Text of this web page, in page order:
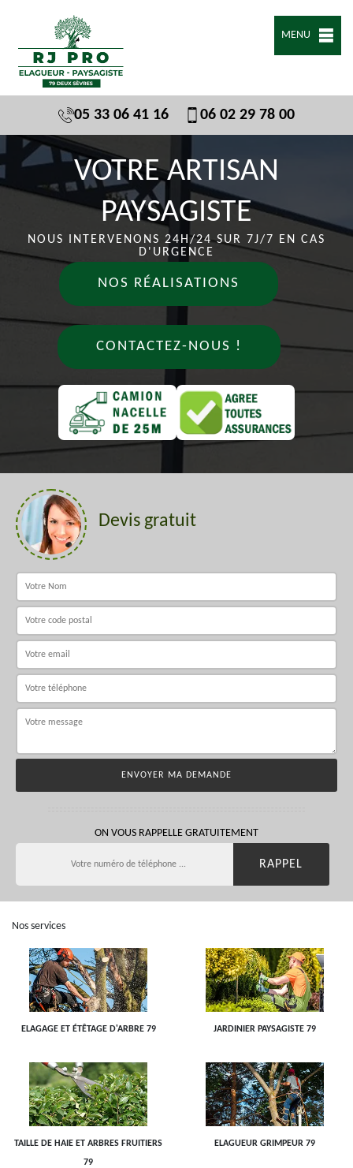
MENU
05 33 06 41 16 06 02 29 78 00
VOTRE ARTISAN
PAYSAGISTE
NOUS INTERVENONS 24H/24 SUR 7J/7 EN CAS
D'URGENCE
NOS RÉALISATIONS
CONTACTEZ-NOUS !
Devis gratuit
ON VOUS RAPPELLE GRATUITEMENT
Nos services
ELAGAGE ET ÉTÊTAGE D'ARBRE 79 JARDINIER PAYSAGISTE 79
TAILLE DE HAIE ET ARBRES FRUITIERS
79
ELAGUEUR GRIMPEUR 79